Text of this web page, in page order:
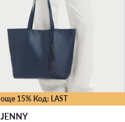
още 15% Код: LAST
JENNY